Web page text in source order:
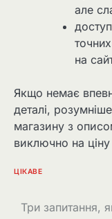
але
на
Якщо немає
деталі,
магазину з
виключно на
ЦІКАВЕ
Навігація
Три запитання,